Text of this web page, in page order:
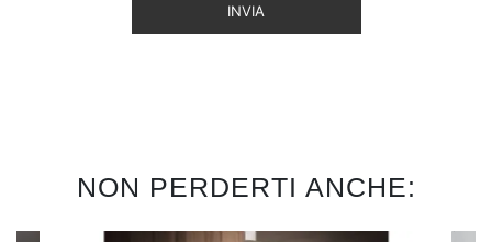
INVIA
NON PERDERTI ANCHE: